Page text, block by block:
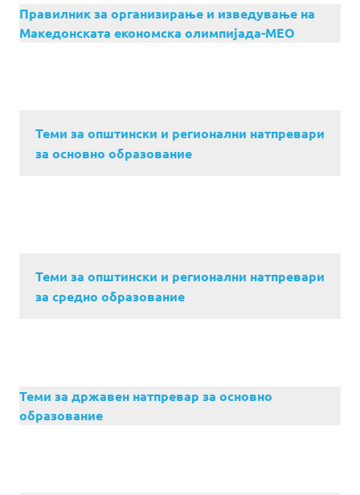
Правилник за организирање и изведување на
Македонската економска олимпијада-МЕО
Теми за општински и регионални натпревари
за основно образование
Теми за општински и регионални натпревари
за средно образование
Теми за државен натпревар за основно
образование